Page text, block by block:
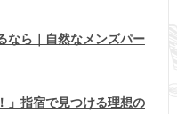
なら｜自然なメンズパー
」指宿で見つける理想の